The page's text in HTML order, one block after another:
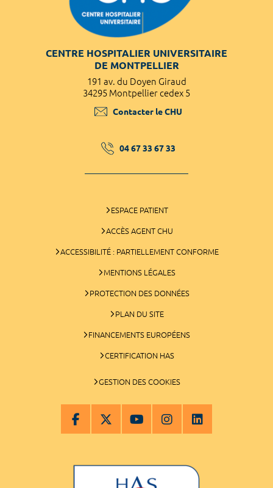
CENTRE HOSPITALIER UNIVERSITAIRE
DE MONTPELLIER
191 av. du Doyen Giraud
34295 Montpellier cedex 5
Contacter le CHU
04 67 33 67 33
ESPACE PATIENT
ACCÈS AGENT CHU
ACCESSIBILITÉ : PARTIELLEMENT CONFORME
MENTIONS LÉGALES
PROTECTION DES DONNÉES
PLAN DU SITE
FINANCEMENTS EUROPÉENS
CERTIFICATION HAS
GESTION DES COOKIES